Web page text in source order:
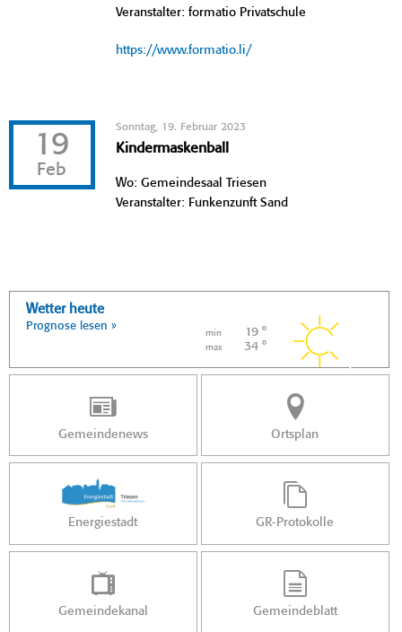
Veranstalter: formatio Privatschule
https://www.formatio.li/
19
Feb
Sonntag, 19. Februar 2023
Kindermaskenball
Wo: Gemeindesaal Triesen
Veranstalter: Funkenzunft Sand
Wetter heute
Prognose lesen »
min 19 °
max 34 °
Gemeindenews Ortsplan
Energiestadt GR-Protokolle
Gemeindekanal Gemeindeblatt